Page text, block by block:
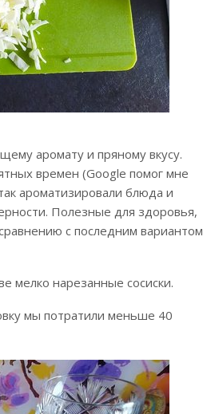
аромату и пряному вкусу.
времен (Google помог мне
ароматизировали блюда и
Полезные для здоровья,
с последним вариантом
мелко нарезанные сосиски.
мы потратили меньше 40